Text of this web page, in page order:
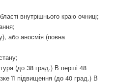
внутрішнього краю очниці;
або аносмія (повна
(до 38 град.) В перші 48
її підвищення (до 40 град.) В